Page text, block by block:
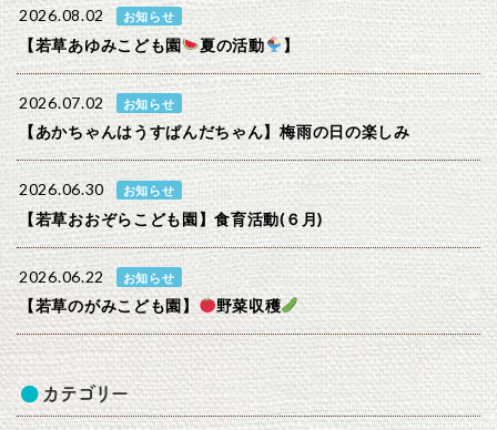
2026.08.02 お知らせ
【若草あゆみこども園 夏の活動 】
2026.07.02 お知らせ
【あかちゃんはうすぱんだちゃん】梅雨の日の楽しみ
2026.06.30 お知らせ
【若草おおぞらこども園】食育活動(６月)
2026.06.22 お知らせ
【若草のがみこども園】 野菜収穫
カテゴリー